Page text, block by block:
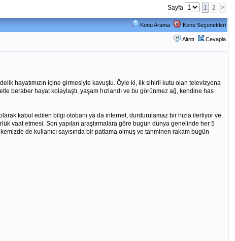
Sayfa 1 2 >
Konu Arama Konu Seçenekleri
Alıntı Cevapla
hayatımızın içine girmesiyle kavuştu. Öyle ki, ilk sihirli kutu olan televizyona
beraber hayat kolaylaştı, yaşam hızlandı ve bu görünmez ağ, kendine has
kabul edilen bilgi otobanı ya da internet, durdurulamaz bir hızla ilerliyor ve
vaat etmesi. Son yapılan araştırmalara göre bugün dünya genelinde her 5
de kullanıcı sayısında bir patlama olmuş ve tahminen rakam bugün